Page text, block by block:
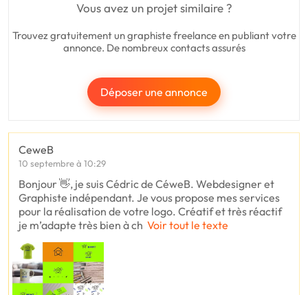
Vous avez un projet similaire ?
Trouvez gratuitement un graphiste freelance en publiant votre
annonce. De nombreux contacts assurés
Déposer une annonce
CeweB
10 septembre à 10:29
Bonjour 👋, je suis Cédric de CéweB. Webdesigner et
Graphiste indépendant. Je vous propose mes services
pour la réalisation de votre logo. Créatif et très réactif
je m’adapte très bien à ch Voir tout le texte